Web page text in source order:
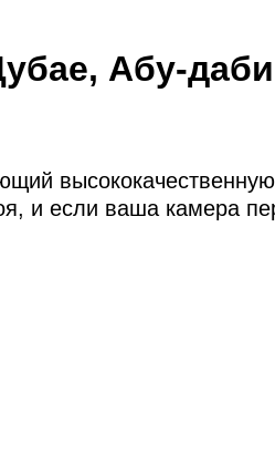
Абу-даби
и если ваша камера